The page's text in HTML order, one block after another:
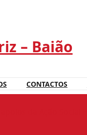
– Baião
CONTACTOS